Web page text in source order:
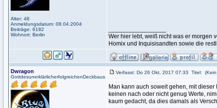
Alter: 48
Anmeldungsdatum: 08.04.2004
Beiträge: 6182
Wohnort: Berlin
Wer hier lebt, weiß nicht was er morgen
Homix und Inquisisandten sowie die
Dwragon
GottdesunerklärlicherfolgreichenDeckbaus
Verfasst: Do 26 Okt, 2017 07:33 Titel:
Man kann auch soweit gehen, mit
keinen nach oder nicht genug Werte,
kaum gedacht, da dies damals als